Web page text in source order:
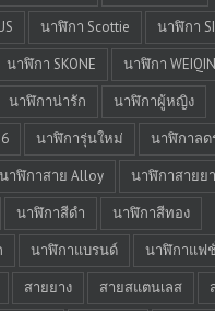
นาฬิกา Scottie
นาฬิกา
นาฬิกา SKONE
นาฬิกา WEIQIN
นาฬิกาน่ารัก
นาฬิกาผู้หญิง
นาฬิการุ่นใหม่
นาฬิกาลด
นาฬิกาสาย Alloy
นาฬิกาสายย
นาฬิกาสีดำ
นาฬิกาสีทอง
นาฬิกาแบรนด์
นาฬิกาแฟ
สายยาง สายสแตนเลส